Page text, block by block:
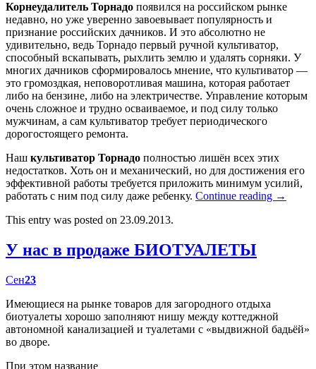
Корнеудалитель Торнадо появился на российском рынке
недавно, но уже уверенно завоевывает популярность и
признание российских дачников. И это абсолютно не
удивительно, ведь Торнадо первый ручной культиватор,
способный вскапывать, рыхлить землю и удалять сорняки. У
многих дачников сформировалось мнение, что культиватор —
это громоздкая, неповоротливая машина, которая работает
либо на бензине, либо на электричестве. Управление которым
очень сложное и трудно осваиваемое, и под силу только
мужчинам, а сам культиватор требует периодического
дорогостоящего ремонта.
Наш культиватор Торнадо полностью лишён всех этих
недостатков. Хоть он и механический, но для достижения его
эффективной работы требуется приложить минимум усилий,
работать с ним под силу даже ребенку. Continue reading →
This entry was posted on 23.09.2013.
У нас в продаже БИОТУАЛЕТЫ
Сен23
Имеющиеся на рынке товаров для загородного отдыха
биотуалеты хорошо заполняют нишу между коттеджной
автономной канализацией и туалетами с «выдвижной бадьёй»
во дворе.
При этом название